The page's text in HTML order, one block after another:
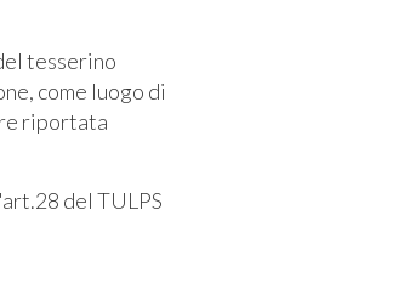
tesserino
come luogo di
riportata
del TULPS